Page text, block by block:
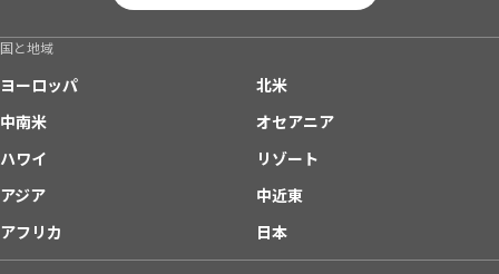
国と地域
ヨーロッパ
北米
中南米
オセアニア
ハワイ
リゾート
アジア
中近東
アフリカ
日本